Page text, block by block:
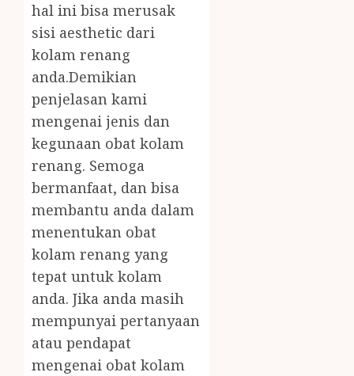
hal ini bisa merusak
sisi aesthetic dari
kolam renang
anda.Demikian
penjelasan kami
mengenai jenis dan
kegunaan obat kolam
renang. Semoga
bermanfaat, dan bisa
membantu anda dalam
menentukan obat
kolam renang yang
tepat untuk kolam
anda. Jika anda masih
mempunyai pertanyaan
atau pendapat
mengenai obat kolam